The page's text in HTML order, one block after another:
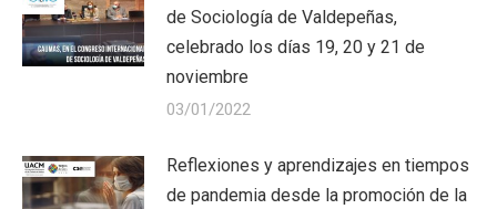
de Sociología de Valdepeñas,
celebrado los días 19, 20 y 21 de
noviembre
03/01/2022
Reflexiones y aprendizajes en tiempos
de pandemia desde la promoción de la